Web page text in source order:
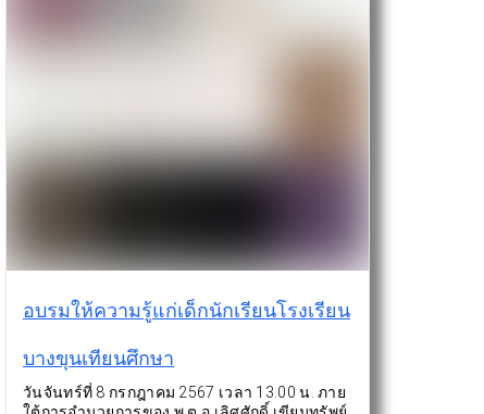
อบรมให้ความรู้แก่เด็กนักเรียนโรงเรียน
บางขุนเทียนศึกษา
วันจันทร์ที่ 8 กรกฎาคม 2567 เวลา 13.00 น. ภาย